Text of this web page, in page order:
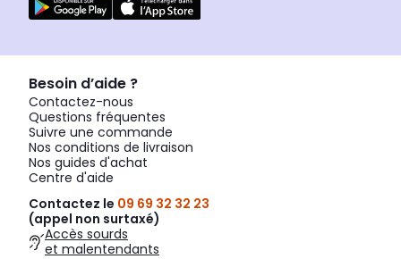
Besoin d’aide ?
Contactez-nous
Questions fréquentes
Suivre une commande
Nos conditions de livraison
Nos guides d'achat
Centre d'aide
Contactez le 09 69 32 32 23
(appel non surtaxé)
Accès sourds
et malentendants